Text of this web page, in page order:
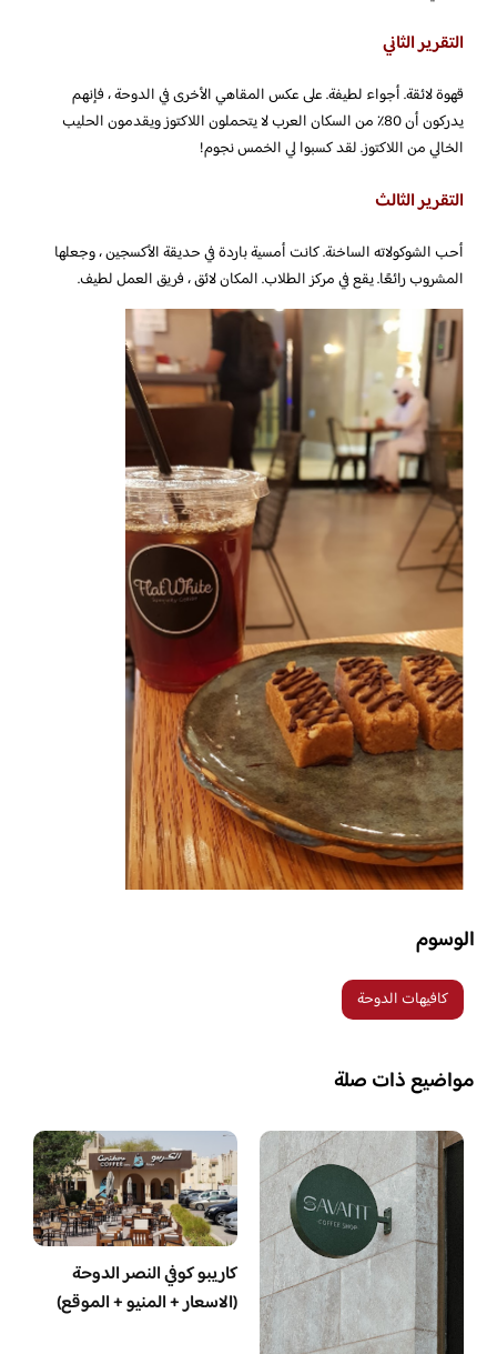
التقرير الثاني
قهوة لائقة. أجواء لطيفة. على عكس المقاهي الأخرى في الدوحة ، فإنهم
يدركون أن 80٪ من السكان العرب لا يتحملون اللاكتوز ويقدمون الحليب
الخالي من اللاكتوز. لقد كسبوا لي الخمس نجوم!
التقرير الثالث
أحب الشوكولاته الساخنة. كانت أمسية باردة في حديقة الأكسجين ، وجعلها
المشروب رائعًا. يقع في مركز الطلاب. المكان لائق ، فريق العمل لطيف.
الوسوم
كافيهات الدوحة
مواضيع ذات صلة
كاريبو كوفي النصر الدوحة
(الاسعار + المنيو + الموقع)